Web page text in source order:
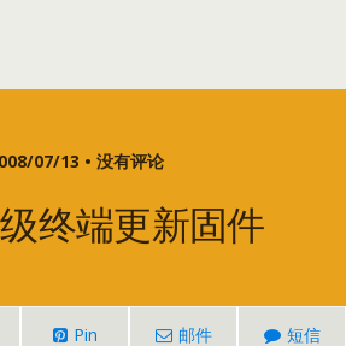
07/13 • 没有评论
终端更新固件
Pin 邮件 短信